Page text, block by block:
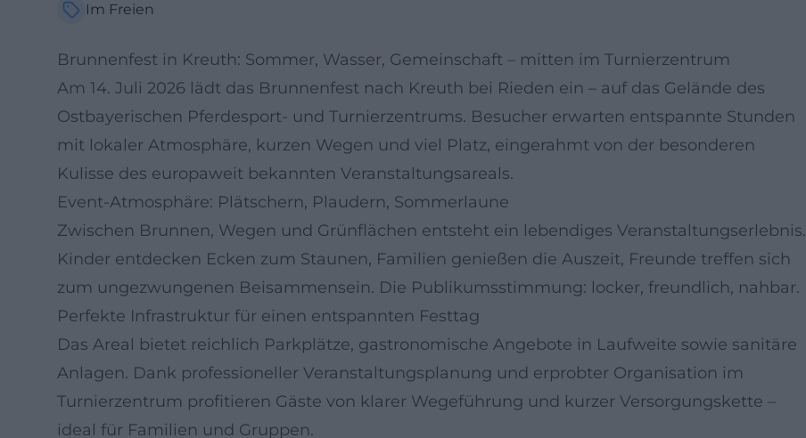
Im Freien
Brunnenfest in Kreuth: Sommer, Wasser, Gemeinschaft – mitten im Turnierzentrum
Am 14. Juli 2026 lädt das Brunnenfest nach Kreuth bei Rieden ein – auf das Gelände des
Ostbayerischen Pferdesport- und Turnierzentrums. Besucher erwarten entspannte Stunden
mit lokaler Atmosphäre, kurzen Wegen und viel Platz, eingerahmt von der besonderen
Kulisse des europaweit bekannten Veranstaltungsareals.
Event-Atmosphäre: Plätschern, Plaudern, Sommerlaune
Zwischen Brunnen, Wegen und Grünflächen entsteht ein lebendiges Veranstaltungserlebnis.
Kinder entdecken Ecken zum Staunen, Familien genießen die Auszeit, Freunde treffen sich
zum ungezwungenen Beisammensein. Die Publikumsstimmung: locker, freundlich, nahbar.
Perfekte Infrastruktur für einen entspannten Festtag
Das Areal bietet reichlich Parkplätze, gastronomische Angebote in Laufweite sowie sanitäre
Anlagen. Dank professioneller Veranstaltungsplanung und erprobter Organisation im
Turnierzentrum profitieren Gäste von klarer Wegeführung und kurzer Versorgungskette –
ideal für Familien und Gruppen.